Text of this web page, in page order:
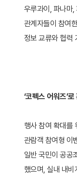
우루과이, 파나마
관계자들이 참여
정보 교류와 협력
‘코펙스 어워즈’
행사 참여 확대를
관람객 참여형 이
일반 국민이 공공
했으며, 실내 내